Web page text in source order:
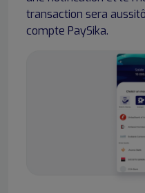
transaction sera
compte PaySika.